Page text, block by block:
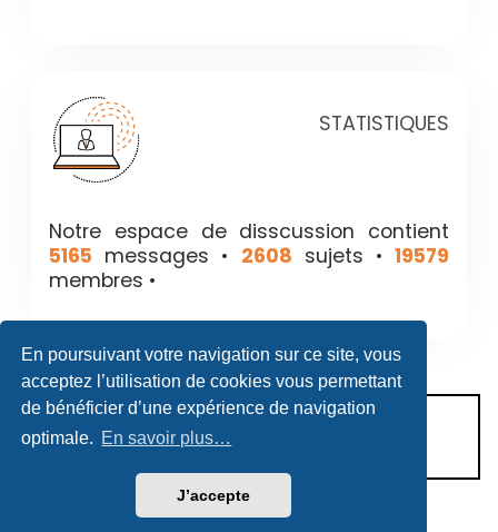
En poursuivant votre navigation sur ce site, vous
acceptez l’utilisation de cookies vous permettant
de bénéficier d’une expérience de navigation
optimale. En savoir plus…
J’accepte
STATISTIQUES
Notre espace de disscussion contient
5165 messages • 2608 sujets •19579
membres •
CONDITIONS D’UTILISATION
POLITIQUE DE VIE PRIVÉE
Héritage & Succession